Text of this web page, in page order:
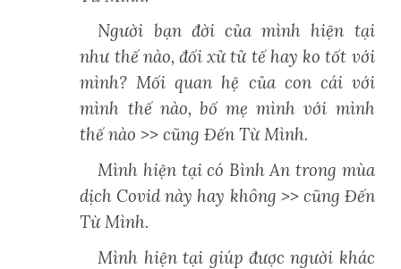
Người bạn đời của mình hiện tại
như thế nào, đối xử tử tế hay ko tốt với
mình? Mối quan hệ của con cái với
mình thế nào, bố mẹ mình với mình
thế nào >> cũng Đến Từ Mình.
Mình hiện tại có Bình An trong mùa
dịch Covid này hay không >> cũng Đến
Từ Mình.
Mình hiện tại giúp được người khác